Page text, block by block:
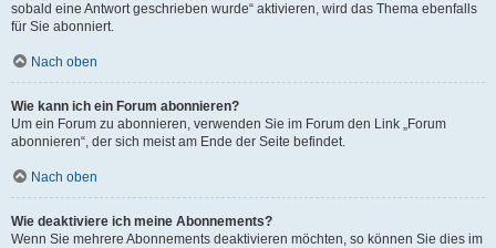
sobald eine Antwort geschrieben wurde“ aktivieren, wird das Thema ebenfalls
für Sie abonniert.
Nach oben
Wie kann ich ein Forum abonnieren?
Um ein Forum zu abonnieren, verwenden Sie im Forum den Link „Forum
abonnieren“, der sich meist am Ende der Seite befindet.
Nach oben
Wie deaktiviere ich meine Abonnements?
Wenn Sie mehrere Abonnements deaktivieren möchten, so können Sie dies im